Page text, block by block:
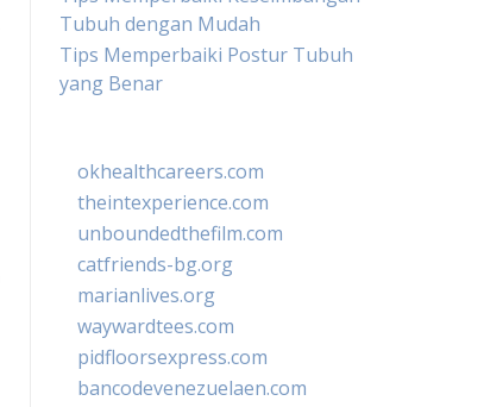
Tubuh dengan Mudah
Tips Memperbaiki Postur Tubuh
yang Benar
okhealthcareers.com
theintexperience.com
unboundedthefilm.com
catfriends-bg.org
marianlives.org
waywardtees.com
pidfloorsexpress.com
bancodevenezuelaen.com